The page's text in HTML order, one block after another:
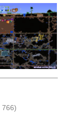
766)